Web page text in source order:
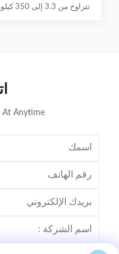
At Anytime!